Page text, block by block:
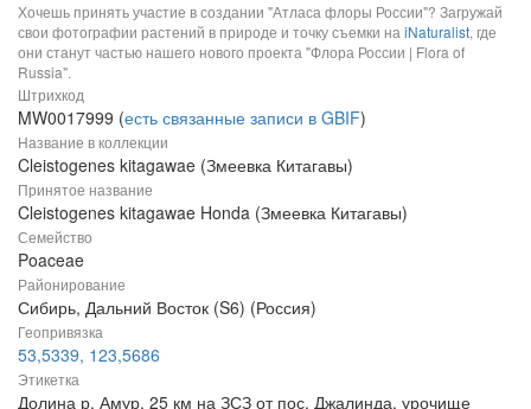
Хочешь принять участие в создании "Атласа флоры России"? Загружай
свои фотографии растений в природе и точку съемки на iNaturalist, где
они станут частью нашего нового проекта "Флора России | Flora of
Russia".
Штрихкод
MW0017999 (есть связанные записи в GBIF)
Название в коллекции
Cleistogenes kitagawae (Змеевка Китагавы)
Принятое название
Cleistogenes kitagawae Honda (Змеевка Китагавы)
Семейство
Poaceae
Районирование
Сибирь, Дальний Восток (S6) (Россия)
Геопривязка
53,5339, 123,5686
Этикетка
Долина р. Амур, 25 км на ЗСЗ от пос. Джалинда, урочище